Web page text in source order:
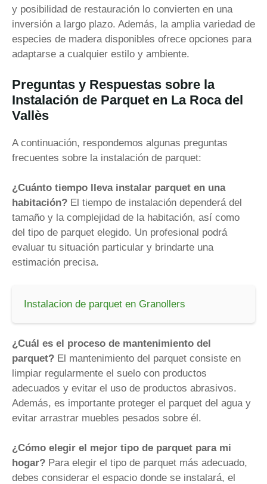
y posibilidad de restauración lo convierten en una
inversión a largo plazo. Además, la amplia variedad de
especies de madera disponibles ofrece opciones para
adaptarse a cualquier estilo y ambiente.
Preguntas y Respuestas sobre la
Instalación de Parquet en La Roca del
Vallès
A continuación, respondemos algunas preguntas
frecuentes sobre la instalación de parquet:
¿Cuánto tiempo lleva instalar parquet en una
habitación? El tiempo de instalación dependerá del
tamaño y la complejidad de la habitación, así como
del tipo de parquet elegido. Un profesional podrá
evaluar tu situación particular y brindarte una
estimación precisa.
Instalacion de parquet en Granollers
¿Cuál es el proceso de mantenimiento del
parquet? El mantenimiento del parquet consiste en
limpiar regularmente el suelo con productos
adecuados y evitar el uso de productos abrasivos.
Además, es importante proteger el parquet del agua y
evitar arrastrar muebles pesados sobre él.
¿Cómo elegir el mejor tipo de parquet para mi
hogar? Para elegir el tipo de parquet más adecuado,
debes considerar el espacio donde se instalará, el